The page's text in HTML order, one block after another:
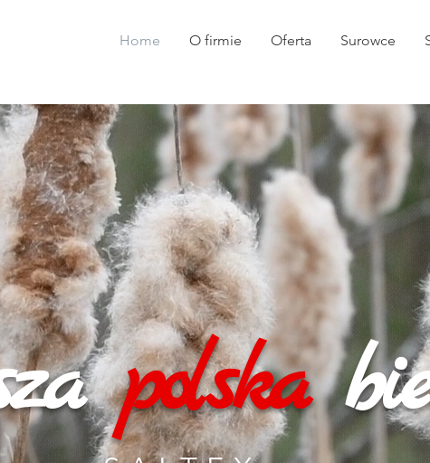
Home O firmie Oferta Surowce
polska